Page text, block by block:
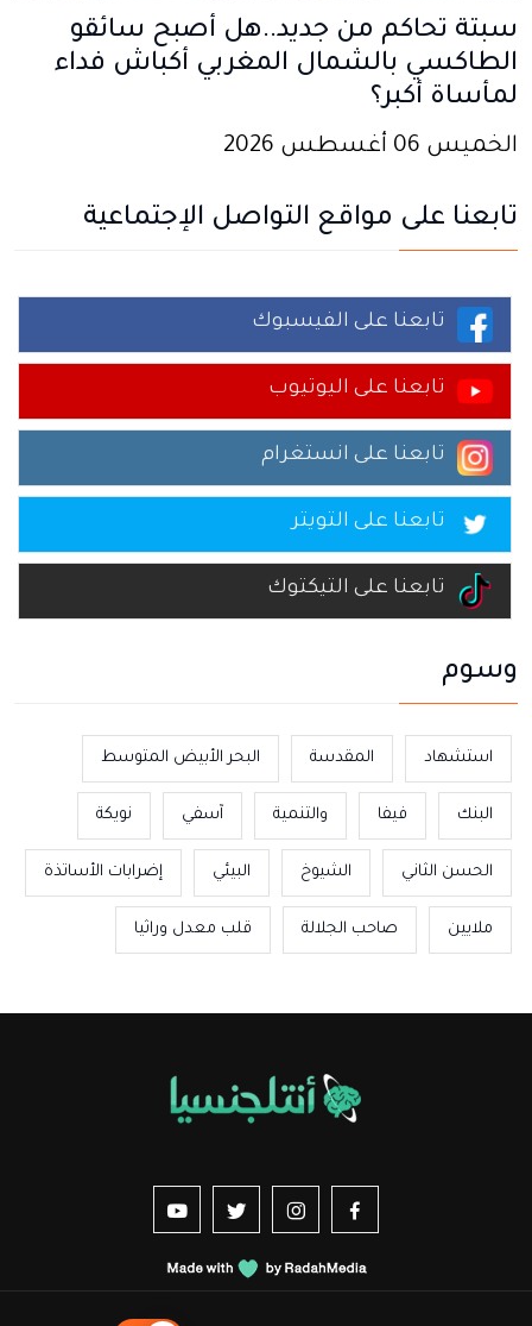
سبتة تحاكم من جديد..هل أصبح سائقو
الطاكسي بالشمال المغربي أكباش فداء
لمأساة أكبر؟
الخميس 06 أغسطس 2026
تابعنا على مواقع التواصل الإجتماعية
تابعنا على الفيسبوك
تابعنا على اليوتيوب
تابعنا على انستغرام
تابعنا على التويتر
تابعنا على التيكتوك
وسوم
استشهاد المقدسة البحر الأبيض المتوسط
البنك فيفا والتنمية آسفي نويكة
الحسن الثاني الشيوخ البيئي إضرابات الأساتذة
ملايين صاحب الجلالة قلب معدل وراثيا
Suivez-nous sur Facebook
nous sur Instagram
nous sur Twitter